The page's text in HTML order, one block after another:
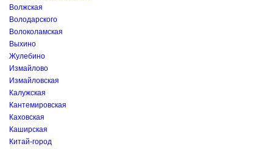
Волжская
Володарского
Волоколамская
Выхино
Жулебино
Измайлово
Измайловская
Калужская
Кантемировская
Каховская
Каширская
Китай-город